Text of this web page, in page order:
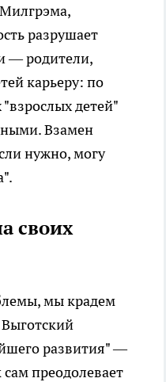
Милгрэма,
разрушает
— родители,
карьеру: по
детей"
Взамен
нужно, могу
своих
мы крадем
развития" —
сам преодолевает